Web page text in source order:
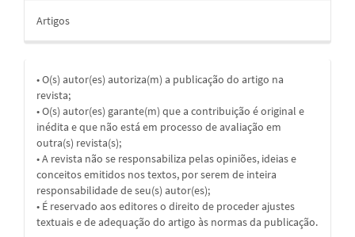
Artigos
• O(s) autor(es) autoriza(m) a publicação do artigo na
revista;
• O(s) autor(es) garante(m) que a contribuição é original e
inédita e que não está em processo de avaliação em
outra(s) revista(s);
• A revista não se responsabiliza pelas opiniões, ideias e
conceitos emitidos nos textos, por serem de inteira
responsabilidade de seu(s) autor(es);
• É reservado aos editores o direito de proceder ajustes
textuais e de adequação do artigo às normas da publicação.